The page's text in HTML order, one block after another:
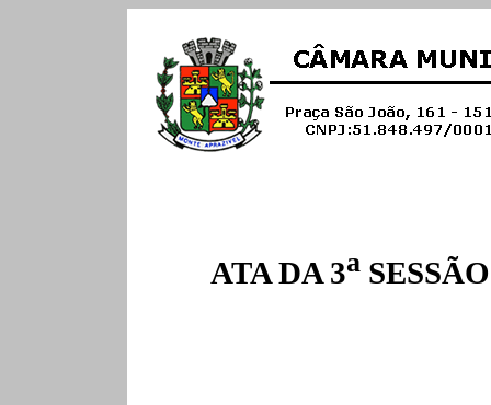
ATA DA 3a